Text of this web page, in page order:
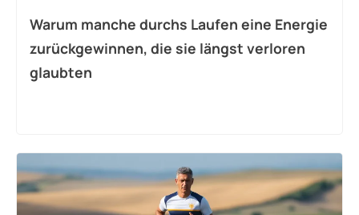
Warum manche durchs Laufen eine Energie
zurückgewinnen, die sie längst verloren
glaubten